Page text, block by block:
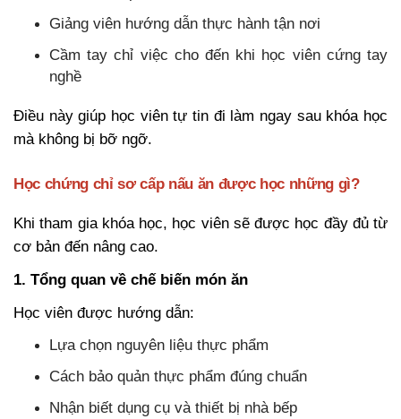
Giảng viên hướng dẫn thực hành tận nơi
Cầm tay chỉ việc cho đến khi học viên cứng tay
nghề
Điều này giúp học viên tự tin đi làm ngay sau khóa học
mà không bị bỡ ngỡ.
Học chứng chỉ sơ cấp nấu ăn được học những gì?
Khi tham gia khóa học, học viên sẽ được học đầy đủ từ
cơ bản đến nâng cao.
1. Tổng quan về chế biến món ăn
Học viên được hướng dẫn:
Lựa chọn nguyên liệu thực phẩm
Cách bảo quản thực phẩm đúng chuẩn
Nhận biết dụng cụ và thiết bị nhà bếp